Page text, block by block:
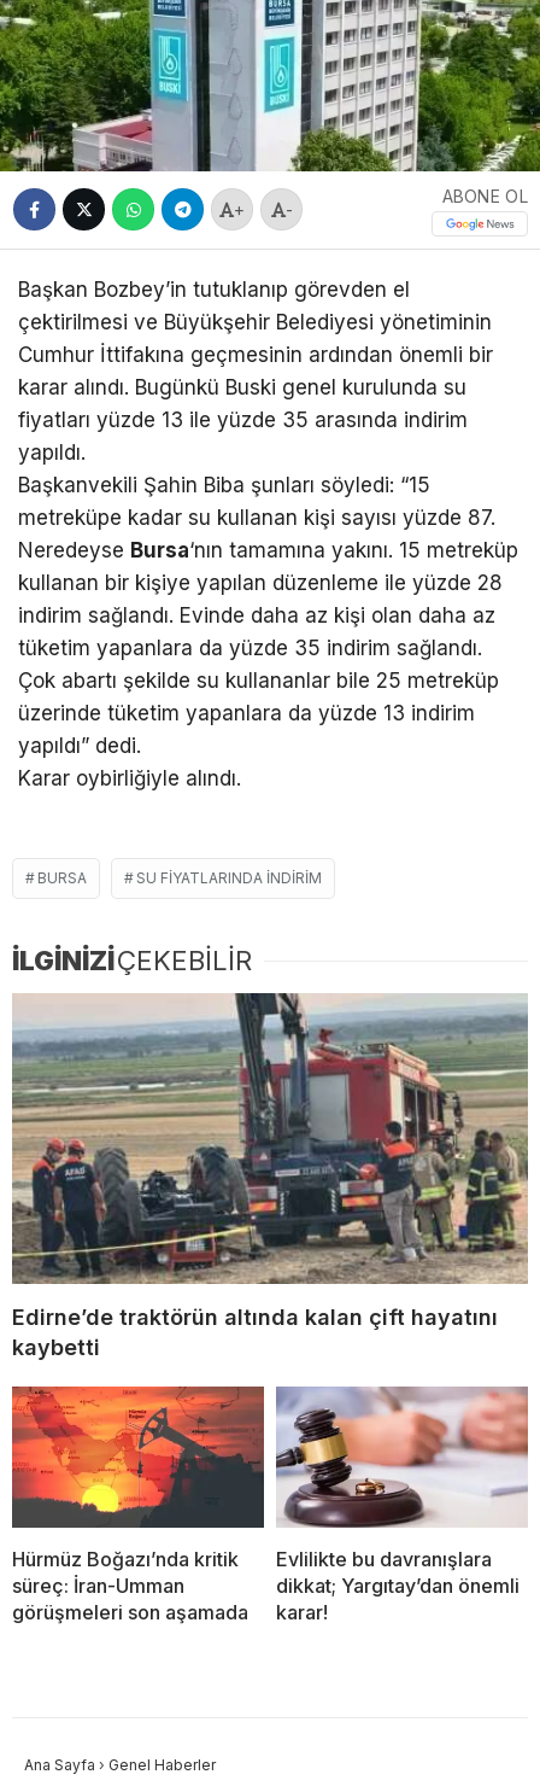
+ -
ABONE OL
Başkan Bozbey’in tutuklanıp görevden el
çektirilmesi ve Büyükşehir Belediyesi yönetiminin
Cumhur İttifakına geçmesinin ardından önemli bir
karar alındı. Bugünkü Buski genel kurulunda su
fiyatları yüzde 13 ile yüzde 35 arasında indirim
yapıldı.
Başkanvekili Şahin Biba şunları söyledi: “15
metreküpe kadar su kullanan kişi sayısı yüzde 87.
Neredeyse Bursa‘nın tamamına yakını. 15 metreküp
kullanan bir kişiye yapılan düzenleme ile yüzde 28
indirim sağlandı. Evinde daha az kişi olan daha az
tüketim yapanlara da yüzde 35 indirim sağlandı.
Çok abartı şekilde su kullananlar bile 25 metreküp
üzerinde tüketim yapanlara da yüzde 13 indirim
yapıldı” dedi.
Karar oybirliğiyle alındı.
BURSA SU FIYATLARINDA INDIRIM
İLGİNİZİÇEKEBİLİR
Edirne’de traktörün altında kalan çift hayatını
kaybetti
Hürmüz Boğazı’nda kritik
süreç: İran-Umman
görüşmeleri son aşamada
Evlilikte bu davranışlara
dikkat; Yargıtay’dan önemli
karar!
Ana Sayfa › Genel Haberler